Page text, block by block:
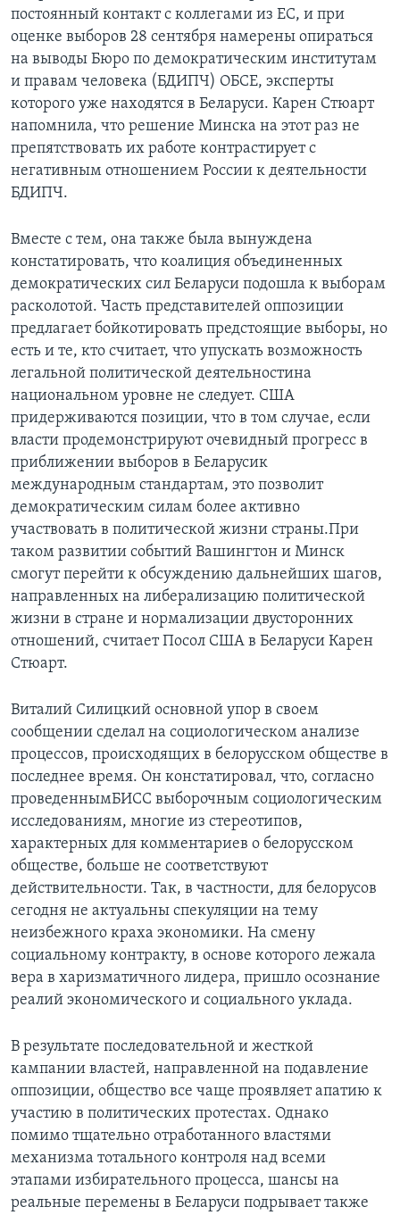
постоянный контакт с коллегами из ЕС, и при
оценке выборов 28 сентября намерены опираться
на выводы Бюро по демократическим институтам
и правам человека (БДИПЧ) ОБСЕ, эксперты
которого уже находятся в Беларуси. Карен Стюарт
напомнила, что решение Минска на этот раз не
препятствовать их работе контрастирует с
негативным отношением России к деятельности
БДИПЧ.
Вместе с тем, она также была вынуждена
констатировать, что коалиция объединенных
демократических сил Беларуси подошла к выборам
расколотой. Часть представителей оппозиции
предлагает бойкотировать предстоящие выборы, но
есть и те, кто считает, что упускать возможность
легальной политической деятельностина
национальном уровне не следует. США
придерживаются позиции, что в том случае, если
власти продемонстрируют очевидный прогресс в
приближении выборов в Беларусик
международным стандартам, это позволит
демократическим силам более активно
участвовать в политической жизни страны.При
таком развитии событий Вашингтон и Минск
смогут перейти к обсуждению дальнейших шагов,
направленных на либерализацию политической
жизни в стране и нормализации двусторонних
отношений, считает Посол США в Беларуси Карен
Стюарт.
Виталий Силицкий основной упор в своем
сообщении сделал на социологическом анализе
процессов, происходящих в белорусском обществе в
последнее время. Он констатировал, что, согласно
проведеннымБИСС выборочным социологическим
исследованиям, многие из стереотипов,
характерных для комментариев о белорусском
обществе, больше не соответствуют
действительности. Так, в частности, для белорусов
сегодня не актуальны спекуляции на тему
неизбежного краха экономики. На смену
социальному контракту, в основе которого лежала
вера в харизматичного лидера, пришло осознание
реалий экономического и социального уклада.
В результате последовательной и жесткой
кампании властей, направленной на подавление
оппозиции, общество все чаще проявляет апатию к
участию в политических протестах. Однако
помимо тщательно отработанного властями
механизма тотального контроля над всеми
этапами избирательного процесса, шансы на
реальные перемены в Беларуси подрывает также